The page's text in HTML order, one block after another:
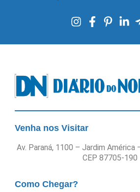
Venha nos Visitar
Av. Paraná, 1100 – Jardim América
CEP 87705-190
Como Chegar?